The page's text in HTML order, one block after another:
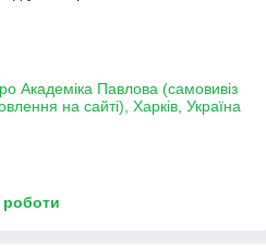
Академіка Павлова (самовивіз
на сайті), Харків, Україна
роботи